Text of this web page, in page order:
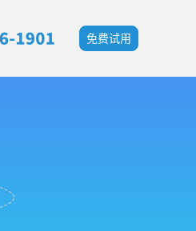
免费试用